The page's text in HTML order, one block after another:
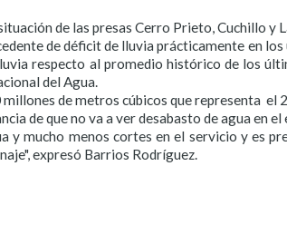
de las presas Cerro Prieto, Cuchillo y
de déficit de lluvia prácticamente en
respecto al promedio histórico de los
del Agua.
de metros cúbicos que representa el
de que no va a ver desabasto de agua en el
y mucho menos cortes en el servicio y es
expresó Barrios Rodríguez.